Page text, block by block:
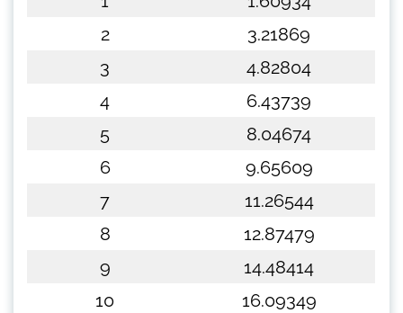
2
3.21869
3
4.82804
4
6.43739
5
8.04674
6
9.65609
7
11.26544
8
12.87479
9
14.48414
10
16.09349